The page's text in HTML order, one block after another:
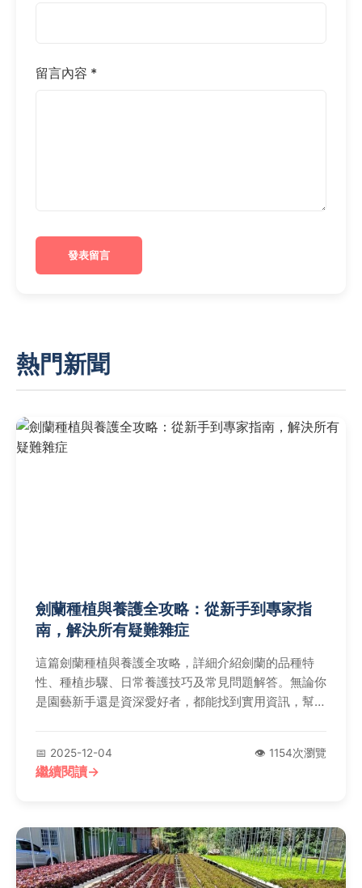
留言內容 *
發表留言
熱門新聞
劍蘭種植與養護全攻略：從新手到專家指
南，解決所有疑難雜症
這篇劍蘭種植與養護全攻略，詳細介紹劍蘭的品種特
性、種植步驟、日常養護技巧及常見問題解答。無論你
是園藝新手還是資深愛好者，都能找到實用資訊，幫助
問。
📅 2025-12-04 👁️ 1154次瀏覽
繼續閱讀